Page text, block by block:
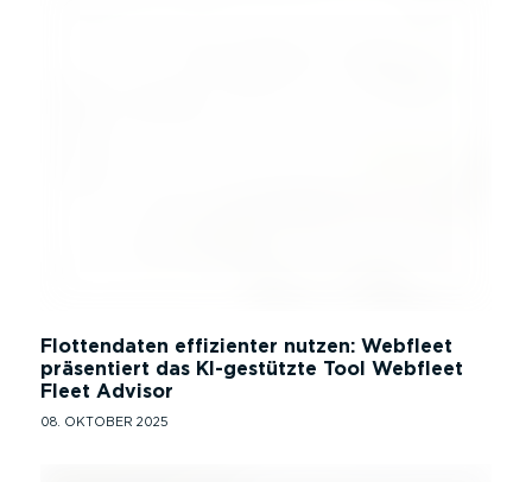
Flottendaten effizienter nutzen: Webfleet
präsentiert das KI-gestützte Tool Webfleet
Fleet Advisor
08. OKTOBER 2025